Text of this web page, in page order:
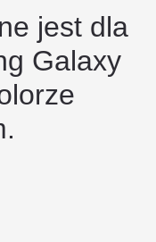
jest dla
Galaxy